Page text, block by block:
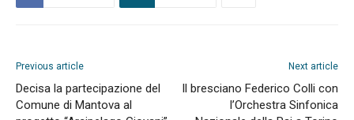
Previous article
Decisa la partecipazione del
Comune di Mantova al
Next article
Il bresciano Federico Colli con
l’Orchestra Sinfonica